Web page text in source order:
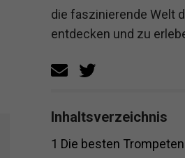
die faszinierende Welt
entdecken und zu
Inhaltsverzeichnis
1 Die besten